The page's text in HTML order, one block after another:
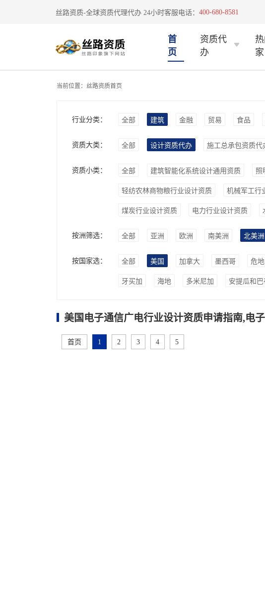
丝路资质-全球资质代理代办 24小时客服电话： 400-680-8581
首
页
资质代
办
家
当前位置： 丝路资质首页
行业分类： 全部 建筑 金融 贸易 食品
资质大类： 全部 设计资质代办 施工总承包资质代
资质小类： 全部 建筑智能化系统设计通用资质 照
轻纺农林商物粮行业设计资质 机械军工行
煤炭行业设计资质 电力行业设计资质
按洲筛选： 全部 亚洲 欧洲 南美洲 北美洲
按国家选： 全部 美国 加拿大 墨西哥 危
牙买加 海地 多米尼加 安提瓜和巴
美国电子通信广电行业设计资质申请指南,电
首页 1 2 3 4 5